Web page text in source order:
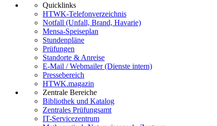
Quicklinks
HTWK-Telefonverzeichnis
Notfall (Unfall, Brand, Havarie)
Mensa-Speiseplan
Stundenpläne
Prüfungen
Standorte & Anreise
E-Mail / Webmailer (Dienste intern)
Pressebereich
HTWK.magazin
Zentrale Bereiche
Bibliothek und Katalog
Zentrales Prüfungsamt
IT-Servicezentrum